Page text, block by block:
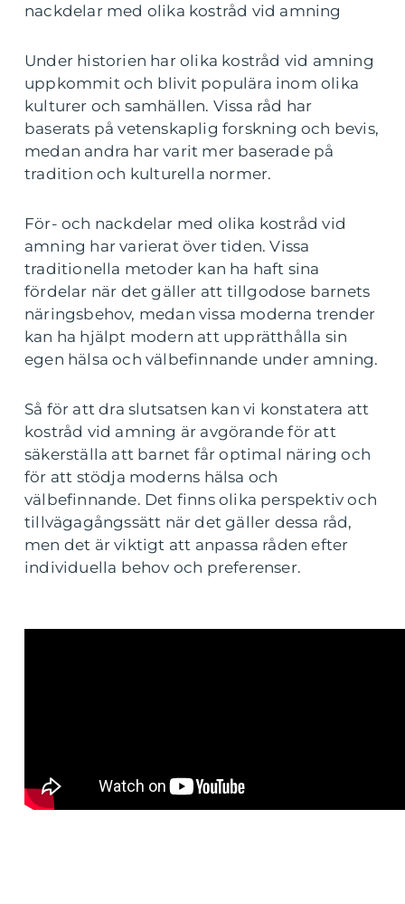
nackdelar med olika kostråd vid amning
Under historien har olika kostråd vid amning
uppkommit och blivit populära inom olika
kulturer och samhällen. Vissa råd har
baserats på vetenskaplig forskning och bevis,
medan andra har varit mer baserade på
tradition och kulturella normer.
För- och nackdelar med olika kostråd vid
amning har varierat över tiden. Vissa
traditionella metoder kan ha haft sina
fördelar när det gäller att tillgodose barnets
näringsbehov, medan vissa moderna trender
kan ha hjälpt modern att upprätthålla sin
egen hälsa och välbefinnande under amning.
Så för att dra slutsatsen kan vi konstatera att
kostråd vid amning är avgörande för att
säkerställa att barnet får optimal näring och
för att stödja moderns hälsa och
välbefinnande. Det finns olika perspektiv och
tillvägagångssätt när det gäller dessa råd,
men det är viktigt att anpassa råden efter
individuella behov och preferenser.